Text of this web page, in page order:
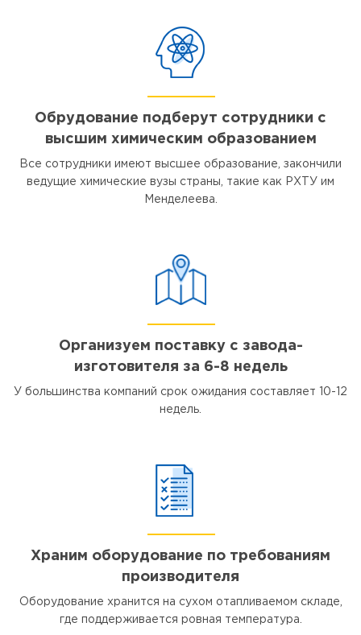
Обрудование подберут сотрудники с
высшим химическим образованием
Все сотрудники имеют высшее образование, закончили
ведущие химические вузы страны, такие как РХТУ им
Менделеева.
Организуем поставку с завода-
изготовителя за 6-8 недель
У большинства компаний срок ожидания составляет 10-12
недель.
Храним оборудование по требованиям
производителя
Оборудование хранится на сухом отапливаемом складе,
где поддерживается ровная температура.